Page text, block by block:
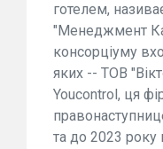
готелем,
"Менеджмент
консорціуму
яких -- ТОВ
Youcontrol, ця
та до 2023 року